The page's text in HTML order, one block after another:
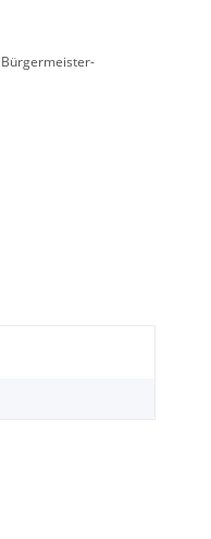
Bürgermeister-